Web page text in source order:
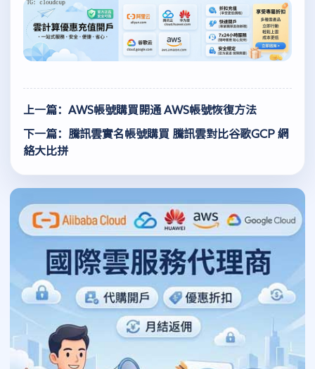
上一篇：AWS帳號購買開通 AWS帳號恢復方法
下一篇：騰訊雲實名帳號購買 騰訊雲對比谷歌GCP 網
絡大比拼